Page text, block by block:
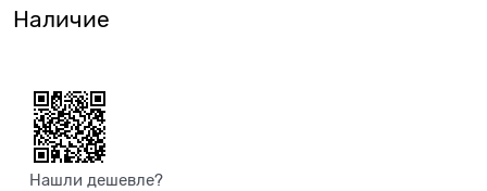
Наличие
Нашли дешевле?